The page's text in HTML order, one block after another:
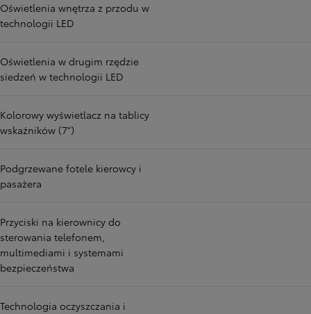
Oświetlenia wnętrza z przodu w
technologii LED
Oświetlenia w drugim rzędzie
siedzeń w technologii LED
Kolorowy wyświetlacz na tablicy
wskaźników (7")
Podgrzewane fotele kierowcy i
pasażera
Przyciski na kierownicy do
sterowania telefonem,
multimediami i systemami
bezpieczeństwa
Technologia oczyszczania i